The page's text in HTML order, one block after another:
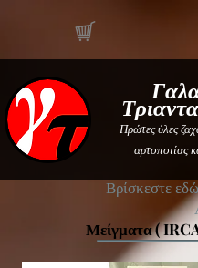
Πρώτες ύλες
αρτοποιίας
Βρίσκεστε
Μείγματα (